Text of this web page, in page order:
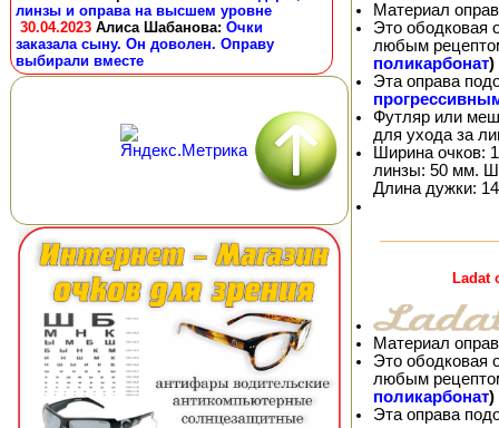
линзы и оправа на высшем уровне
30.04.2023 Алиса Шабанова: Очки
заказала сыну. Он доволен. Оправу
выбирали вместе
Материал
Это ободковая
любым
поликарбонат)
Эта оправа
Футляр или
для ухода за
Ширина очков:
линзы: 50 мм.
Длина дужки:
Ladat
Материал
Это ободковая
любым
поликарбонат)
Эта оправа